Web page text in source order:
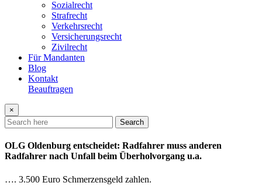
Sozialrecht
Strafrecht
Verkehrsrecht
Versicherungsrecht
Zivilrecht
Für Mandanten
Blog
Kontakt
Beauftragen
×
Search
OLG Oldenburg entscheidet: Radfahrer muss anderen
Radfahrer nach Unfall beim Überholvorgang u.a.
…. 3.500 Euro Schmerzensgeld zahlen.